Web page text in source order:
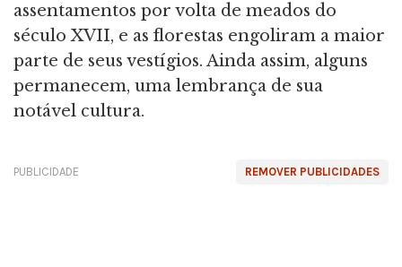
assentamentos por volta de meados do
século XVII, e as florestas engoliram a maior
parte de seus vestígios. Ainda assim, alguns
permanecem, uma lembrança de sua
notável cultura.
REMOVER PUBLICIDADES
PUBLICIDADE